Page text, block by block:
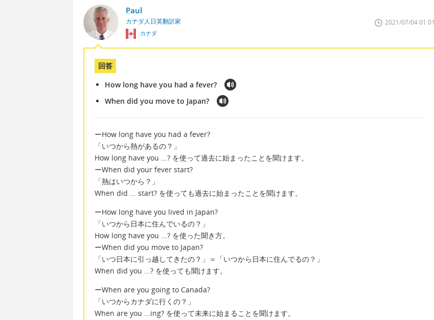
Paul
カナダ人日英翻訳家
カナダ
2021/07/04 01:01
回答
How long have you had a fever?
When did you move to Japan?
ーHow long have you had a fever?
「いつから熱があるの？」
How long have you ...? を使って過去に始まったことを聞けます。
ーWhen did your fever start?
「熱はいつから？」
When did ... start? を使っても過去に始まったことを聞けます。
ーHow long have you lived in Japan?
「いつから日本に住んでいるの？」
How long have you ...? を使った聞き方。
ーWhen did you move to Japan?
「いつ日本に引っ越してきたの？」＝「いつから日本に住んでるの？」
When did you ...? を使っても聞けます。
ーWhen are you going to Canada?
「いつからカナダに行くの？」
When are you ...ing? を使って未来に始まることを聞けます。